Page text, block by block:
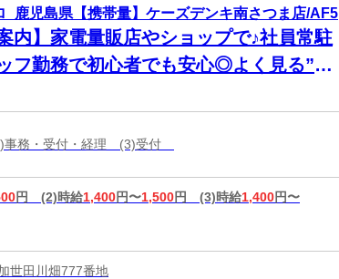
_鹿児島県【携帯量】ケーズデンキ南さつま店/AF5
内】家電量販店やショップで♪社員常駐
フ勤務で初心者でも安心◎よく見る”あ
事務・受付・経理 (3)受付
円 (2)時給1,400円〜1,500円 (3)時給1,400円〜
世田川畑777番地